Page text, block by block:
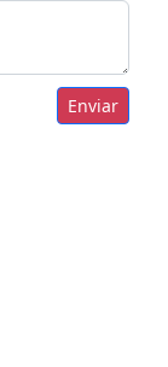
Enviar